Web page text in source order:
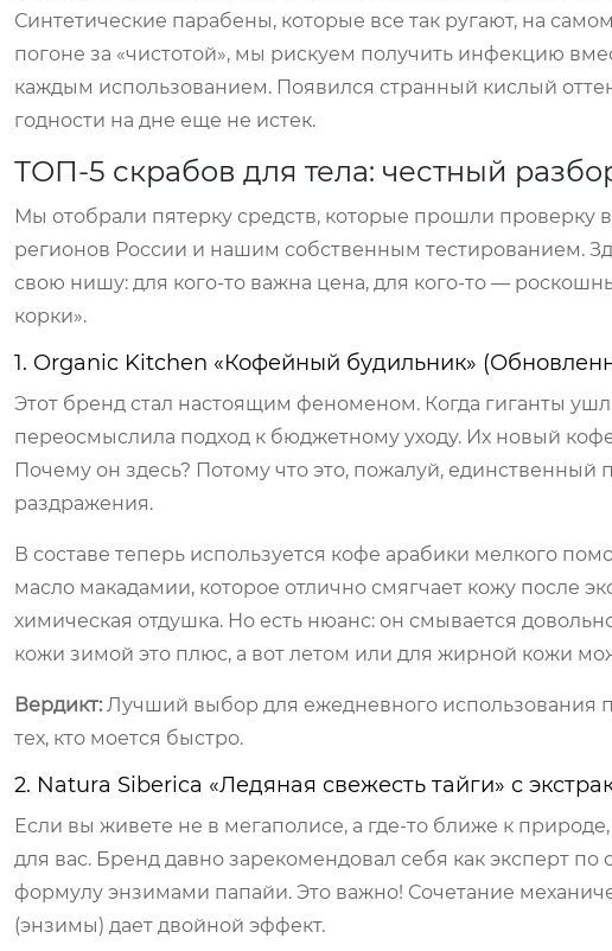
Синтетические парабены, которые все так ругают, на
погоне за «чистотой», мы рискуем получить инфекцию
каждым использованием. Появился странный кислый
годности на дне еще не истек.
ТОП-5 скрабов для тела: честный
Мы отобрали пятерку средств, которые прошли
регионов России и нашим собственным тестированием.
свою нишу: для кого-то важна цена, для кого-то —
корки».
1. Organic Kitchen «Кофейный будильник»
Этот бренд стал настоящим феноменом. Когда гиганты
переосмыслила подход к бюджетному уходу. Их новый
Почему он здесь? Потому что это, пожалуй,
раздражения.
В составе теперь используется кофе арабики мелкого
масло макадамии, которое отлично смягчает кожу после
химическая отдушка. Но есть нюанс: он смывается
кожи зимой это плюс, а вот летом или для жирной кожи
Вердикт: Лучший выбор для ежедневного использования
тех, кто моется быстро.
2. Natura Siberica «Ледяная свежесть тайги» с
Если вы живете не в мегаполисе, а где-то ближе к
для вас. Бренд давно зарекомендовал себя как эксперт
формулу энзимами папайи. Это важно! Сочетание
(энзимы) дает двойной эффект.